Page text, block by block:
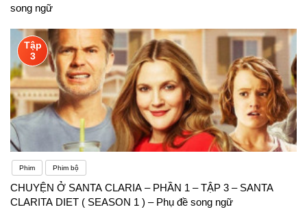
song ngữ
Tập
3
Phim Phim bộ
CHUYỆN Ở SANTA CLARIA – PHẦN 1 – TẬP 3 – SANTA
CLARITA DIET ( SEASON 1 ) – Phụ đề song ngữ